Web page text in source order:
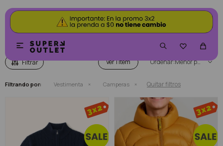


Ver Menor precio
Filtrando por: Vestimenta Camperas Quitar filtros